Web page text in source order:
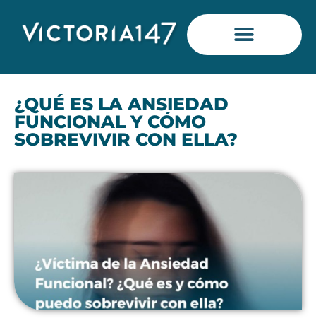
Saltar
contenido
¿QUÉ ES LA ANSIEDAD
FUNCIONAL Y CÓMO
SOBREVIVIR CON ELLA?